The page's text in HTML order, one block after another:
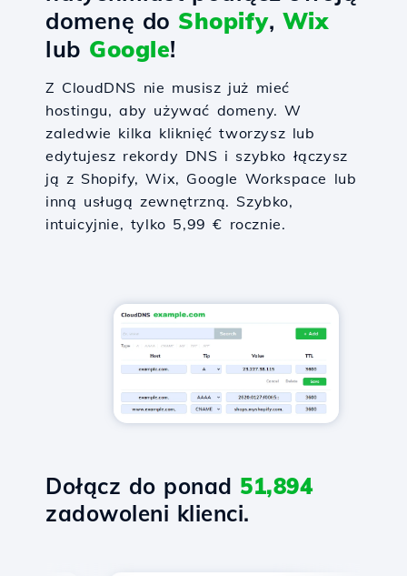
domenę do Shopify, Wix
lub Google!
Z CloudDNS nie musisz już mieć
hostingu, aby używać domeny. W
zaledwie kilka kliknięć tworzysz lub
edytujesz rekordy DNS i szybko łączysz
ją z Shopify, Wix, Google Workspace lub
inną usługą zewnętrzną. Szybko,
intuicyjnie, tylko 5,99 € rocznie.
Dołącz do ponad 51,894
zadowoleni klienci.